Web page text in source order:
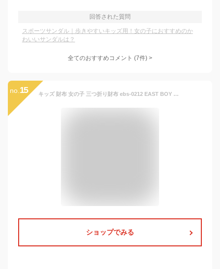
回答された質問
スポーツサンダル｜歩きやすいキッズ用！女の子におすすめのか
わいいサンダルは？
全てのおすすめコメント (7件) >
no. 15 キッズ 財布 女の子 三つ折り財布 ebs-0212 EAST BOY イーストボーイ リボンブローチ 三つ折り財布 がま口財布 ミニ財布 コンパクト財布 さいふ かわいい おしゃれ シンプル 女の子 女子 ガールズ 小学生 中学生 高校生 小学校 低学年 高学年 旅行 修学旅行 通学 通塾 通勤
ショップでみる